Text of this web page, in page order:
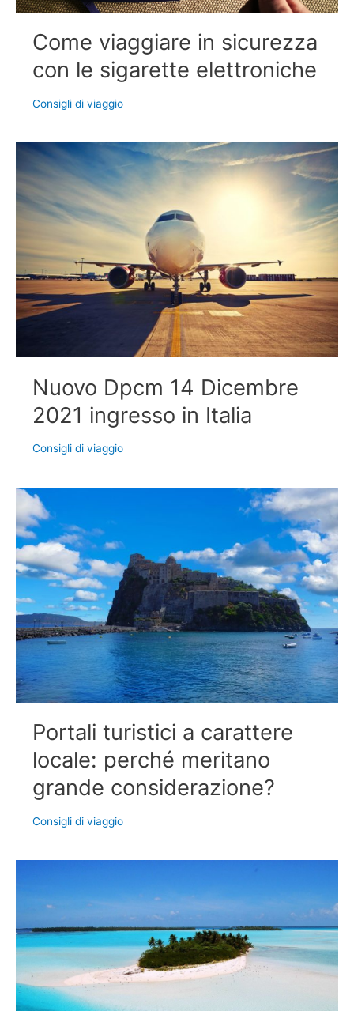
Come viaggiare in sicurezza
con le sigarette elettroniche
Consigli di viaggio
Nuovo Dpcm 14 Dicembre
2021 ingresso in Italia
Consigli di viaggio
Portali turistici a carattere
locale: perché meritano
grande considerazione?
Consigli di viaggio